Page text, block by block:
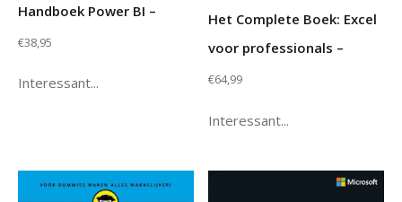
Handboek Power BI –
€38,95
Interessant...
Het Complete Boek: Excel
voor professionals –
€64,99
Interessant...